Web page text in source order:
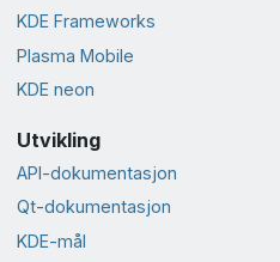
KDE Frameworks
Plasma Mobile
KDE neon
Utvikling
API-dokumentasjon
Qt-dokumentasjon
KDE-mål